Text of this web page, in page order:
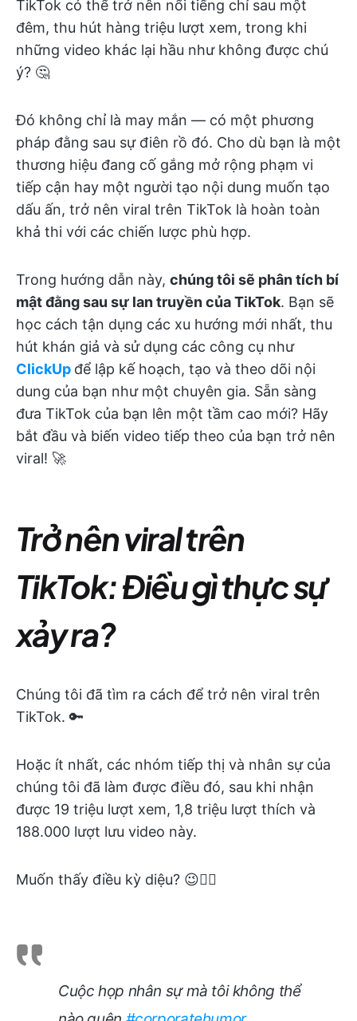
TikTok có thể trở nên nổi tiếng chỉ sau một
đêm, thu hút hàng triệu lượt xem, trong khi
những video khác lại hầu như không được chú
ý? 🤔
Đó không chỉ là may mắn — có một phương
pháp đằng sau sự điên rồ đó. Cho dù bạn là một
thương hiệu đang cố gắng mở rộng phạm vi
tiếp cận hay một người tạo nội dung muốn tạo
dấu ấn, trở nên viral trên TikTok là hoàn toàn
khả thi với các chiến lược phù hợp.
Trong hướng dẫn này, chúng tôi sẽ phân tích bí
mật đằng sau sự lan truyền của TikTok. Bạn sẽ
học cách tận dụng các xu hướng mới nhất, thu
hút khán giả và sử dụng các công cụ như
ClickUp để lập kế hoạch, tạo và theo dõi nội
dung của bạn như một chuyên gia. Sẵn sàng
đưa TikTok của bạn lên một tầm cao mới? Hãy
bắt đầu và biến video tiếp theo của bạn trở nên
viral! 🚀
Trở nên viral trên
TikTok: Điều gì thực sự
xảy ra?
Chúng tôi đã tìm ra cách để trở nên viral trên
TikTok. 🔑
Hoặc ít nhất, các nhóm tiếp thị và nhân sự của
chúng tôi đã làm được điều đó, sau khi nhận
được 19 triệu lượt xem, 1,8 triệu lượt thích và
188.000 lượt lưu video này.
Muốn thấy điều kỳ diệu? 😉👇🏻
Cuộc họp nhân sự mà tôi không thể